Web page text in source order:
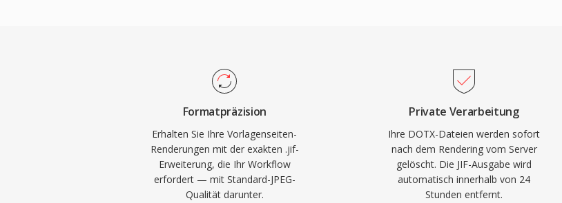
Formatpräzision
Erhalten Sie Ihre Vorlagenseiten-
Renderungen mit der exakten .jif-
Erweiterung, die Ihr Workflow
erfordert — mit Standard-JPEG-
Qualität darunter.
Private Verarbeitung
Ihre DOTX-Dateien werden sofort
nach dem Rendering vom Server
gelöscht. Die JIF-Ausgabe wird
automatisch innerhalb von 24
Stunden entfernt.